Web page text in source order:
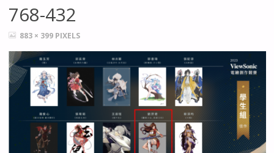
768-432
FULL883 × 399 PIXELS